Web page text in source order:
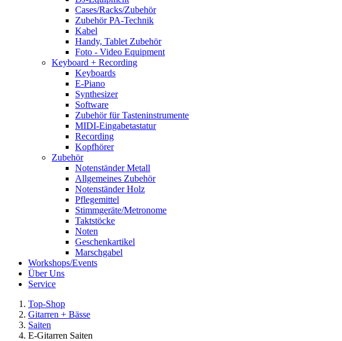
Cases/Racks/Zubehör
Zubehör PA-Technik
Kabel
Handy, Tablet Zubehör
Foto - Video Equipment
Keyboard + Recording
Keyboards
E-Piano
Synthesizer
Software
Zubehör für Tasteninstrumente
MIDI-Eingabetastatur
Recording
Kopfhörer
Zubehör
Notenständer Metall
Allgemeines Zubehör
Notenständer Holz
Pflegemittel
Stimmgeräte/Metronome
Taktstöcke
Noten
Geschenkartikel
Marschgabel
Workshops/Events
Über Uns
Service
Top-Shop
Gitarren + Bässe
Saiten
E-Gitarren Saiten